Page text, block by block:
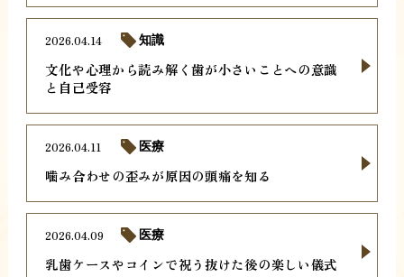
文化や心理から読み解く歯が小さいことへの意識
と自己受容
2026.04.14 知識
噛み合わせの歪みが原因の頭痛を知る
2026.04.11 医療
乳歯ケースやコインで祝う抜けた後の楽しい儀式
2026.04.09 医療